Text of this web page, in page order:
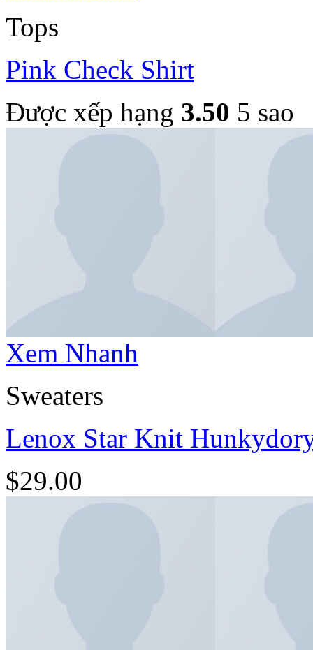
Tops
Pink Check Shirt
Được xếp hạng 3.50 5 sao
Xem Nhanh
Sweaters
Lenox Star Knit
$29.00